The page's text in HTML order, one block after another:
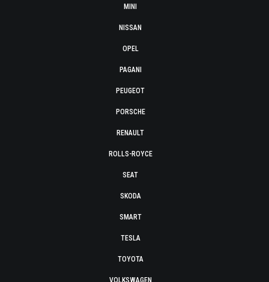
MINI
NISSAN
OPEL
PAGANI
PEUGEOT
PORSCHE
RENAULT
ROLLS-ROYCE
SEAT
SKODA
SMART
TESLA
TOYOTA
VOLKSWAGEN